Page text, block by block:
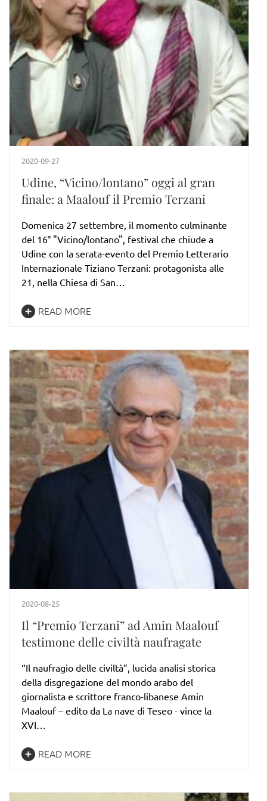
2020-09-27
Udine, “Vicino/lontano” oggi al gran
finale: a Maalouf il Premio Terzani
Domenica 27 settembre, il momento culminante
del 16° "Vicino/lontano", festival che chiude a
Udine con la serata-evento del Premio Letterario
Internazionale Tiziano Terzani: protagonista alle
21, nella Chiesa di San…
READ MORE
2020-08-25
Il “Premio Terzani” ad Amin Maalouf
testimone delle civiltà naufragate
“Il naufragio delle civiltà”, lucida analisi storica
della disgregazione del mondo arabo del
giornalista e scrittore franco-libanese Amin
Maalouf – edito da La nave di Teseo - vince la
XVI…
READ MORE